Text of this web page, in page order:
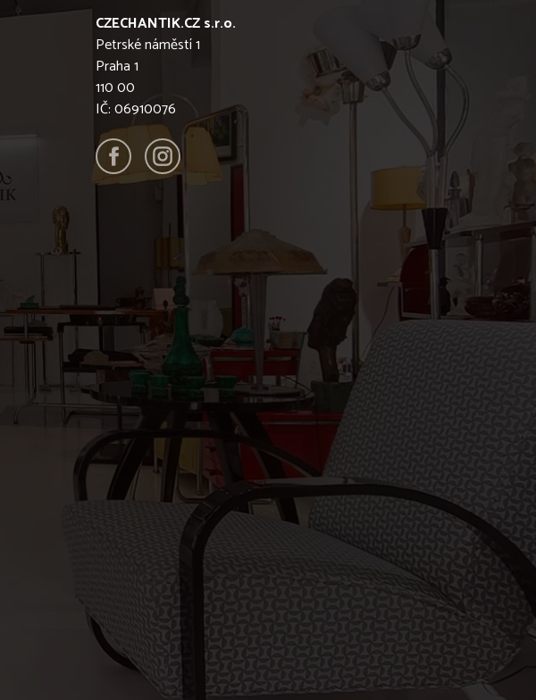
CZECHANTIK.CZ s.r.o.
Petrské náměstí 1
Praha 1
110 00
IČ: 06910076